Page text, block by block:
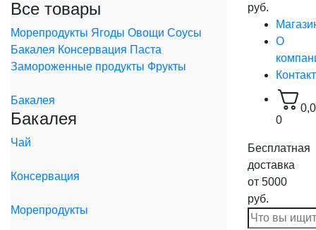
Все товары
Морепродукты Ягоды Овощи Соусы
Бакалея Консервация Паста
Замороженные продукты Фрукты
Бакалея
Бакалея
Чай
Консервация
Морепродукты
руб.
О
0
Бесплатная
доставка
от 5000
руб.